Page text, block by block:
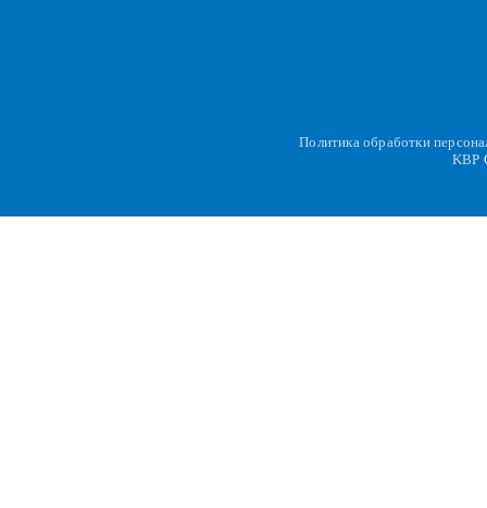
Политика обработки
KBP